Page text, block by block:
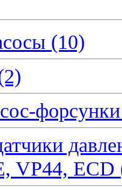
(10)
VP44, ECD